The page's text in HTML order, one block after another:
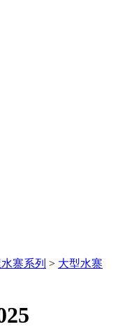
寨系列 > 大型水寨